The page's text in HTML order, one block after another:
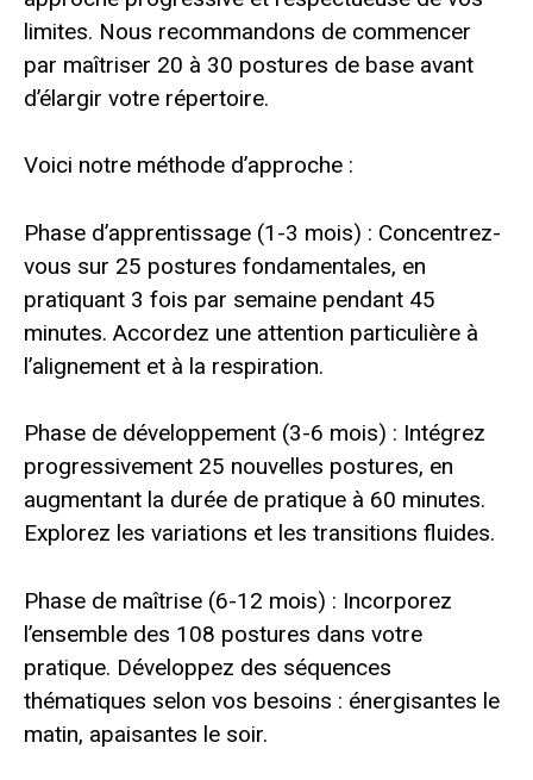
limites. Nous recommandons de commencer
par maîtriser 20 à 30 postures de base avant
d’élargir votre répertoire.
Voici notre méthode d’approche :
Phase d’apprentissage (1-3 mois) : Concentrez-
vous sur 25 postures fondamentales, en
pratiquant 3 fois par semaine pendant 45
minutes. Accordez une attention particulière à
l’alignement et à la respiration.
Phase de développement (3-6 mois) : Intégrez
progressivement 25 nouvelles postures, en
augmentant la durée de pratique à 60 minutes.
Explorez les variations et les transitions fluides.
Phase de maîtrise (6-12 mois) : Incorporez
l’ensemble des 108 postures dans votre
pratique. Développez des séquences
thématiques selon vos besoins : énergisantes le
matin, apaisantes le soir.